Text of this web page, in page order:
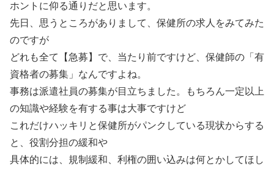
ホントに仰る通りだと思います。
先日、思うところがありまして、保健所の求人をみてみた
のですが
どれも全て【急募】で、当たり前ですけど、保健師の「有
資格者の募集」なんですよね。
事務は派遣社員の募集が目立ちました。もちろん一定以上
の知識や経験を有する事は大事ですけど
これだけハッキリと保健所がパンクしている現状からする
と、役割分担の緩和や
具体的には、規制緩和、利権の囲い込みは何とかしてほし